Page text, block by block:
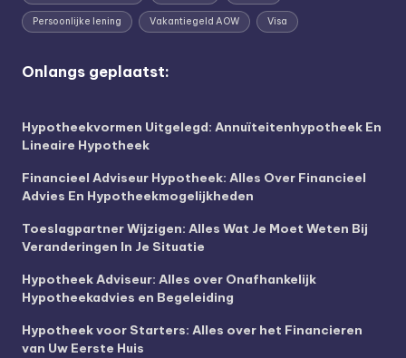
Persoonlijke lening Vakantiegeld AOW Visa
Onlangs geplaatst:
Hypotheekvormen Uitgelegd: Annuïteitenhypotheek En
Lineaire Hypotheek
Financieel Adviseur Hypotheek: Alles Over Financieel
Advies En Hypotheekmogelijkheden
Toeslagpartner Wijzigen: Alles Wat Je Moet Weten Bij
Veranderingen In Je Situatie
Hypotheek Adviseur: Alles over Onafhankelijk
Hypotheekadvies en Begeleiding
Hypotheek voor Starters: Alles over het Financieren
van Uw Eerste Huis